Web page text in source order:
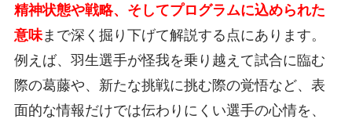
精神状態や戦略、そしてプログラムに込められた
意味まで深く掘り下げて解説する点にあります。
例えば、羽生選手が怪我を乗り越えて試合に臨む
際の葛藤や、新たな挑戦に挑む際の覚悟など、表
面的な情報だけでは伝わりにくい選手の心情を、